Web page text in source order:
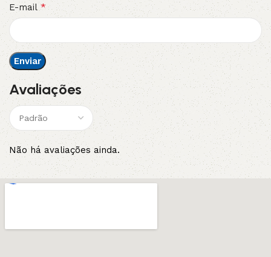
Avaliações
Não há avaliações ainda.
E-mail*